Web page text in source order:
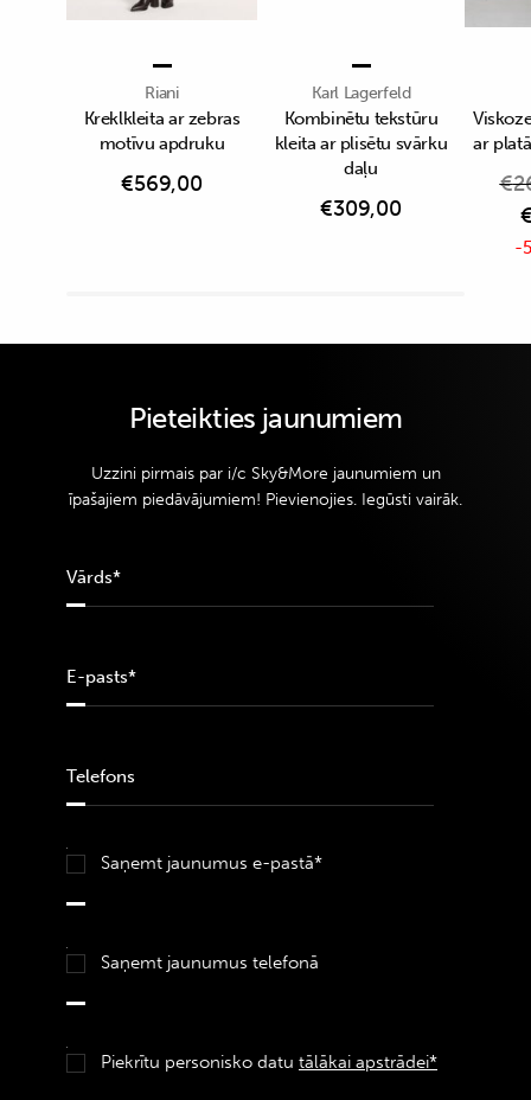
Riani
Kreklkleita ar zebras
motīvu apdruku
€569,00
Karl Lagerfeld
Kombinētu tekstūru
kleita ar plisētu svārku
daļu
€309,00
ar
€
-
Pieteikties jaunumiem
Uzzini pirmais par i/c Sky&More jaunumiem un
īpašajiem piedāvājumiem! Pievienojies. Iegūsti vairāk.
Saņemt jaunumus e-pastā*
Saņemt jaunumus telefonā
Piekrītu personisko datu tālākai apstrādei*